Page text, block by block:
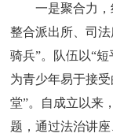
一是聚合力，组
整合派出所、司
骑兵”。队伍以“
为青少年易于接
堂”。自成立以来
题，通过法治讲